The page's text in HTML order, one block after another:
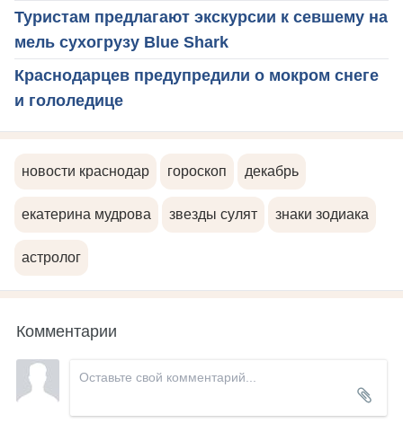
Туристам предлагают экскурсии к севшему на
мель сухогрузу Blue Shark
Краснодарцев предупредили о мокром снеге
и гололедице
новости краснодар гороскоп декабрь
екатерина мудрова звезды сулят знаки зодиака
астролог
Комментарии